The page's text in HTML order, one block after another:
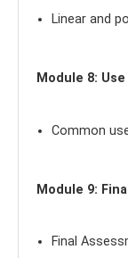
Linear and
Module 8: Use
Common
Module 9:
Final